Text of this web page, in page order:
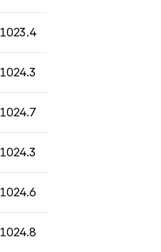
1023.4
1024.3
1024.7
1024.3
1024.6
1024.8